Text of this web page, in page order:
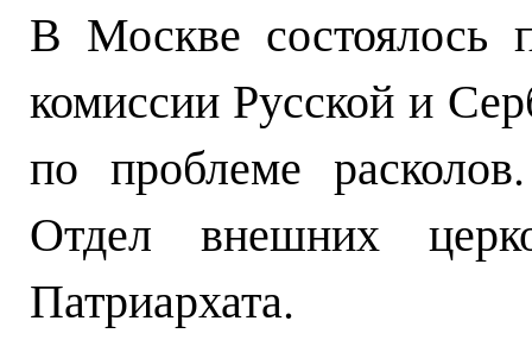
В Москве состоялось
комиссии Русской и
по проблеме
Отдел внешних
Патриархата.